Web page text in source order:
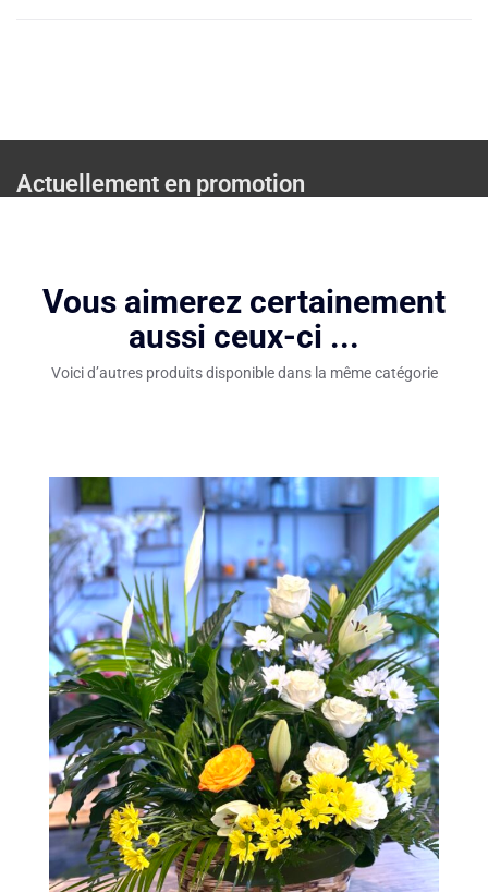
Actuellement en promotion
Vous aimerez certainement
aussi ceux-ci ...
Voici d’autres produits disponible dans la même catégorie